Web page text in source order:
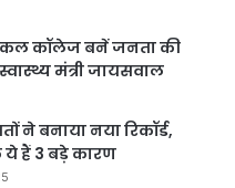
कॉलेज बनें जनता की
मंत्री जायसवाल
ने बनाया नया रिकॉर्ड,
हैं 3 बड़े कारण